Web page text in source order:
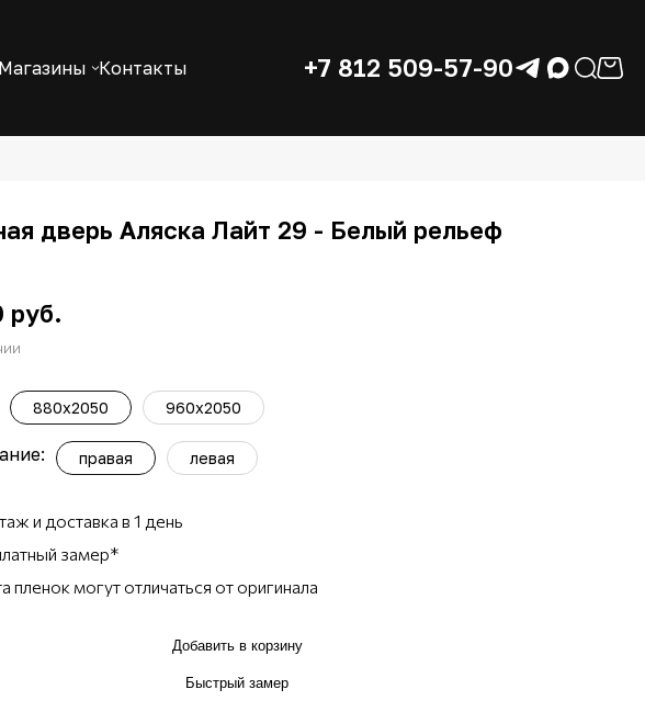
Контакты +7 812 509-57-90
дверь Аляска Лайт 29 - Белый рельеф
руб.
880x2050 960x2050
правая левая
и доставка в 1 день
замер*
пленок могут отличаться от оригинала
Добавить в корзину
Быстрый замер